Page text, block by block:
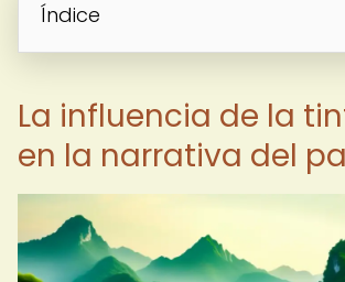
Índice
La influencia de la
en la narrativa del